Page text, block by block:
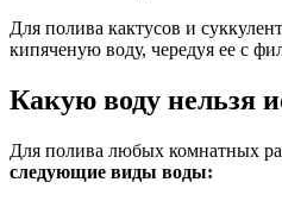
Для полива кактусов и
кипяченую воду, чередуя ее с
Какую воду нельзя
Для полива любых комнатных
следующие виды воды: